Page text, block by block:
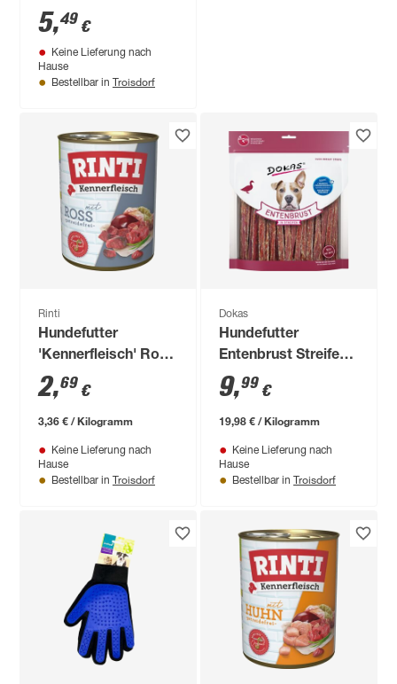
Squeaker sortiert
5,49 €
Keine Lieferung nach
Hause
Bestellbar in Troisdorf
Rinti
Hundefutter
'Kennerfleisch' Ross
Dose 800 g
2,69 €
3,36 € / Kilogramm
Keine Lieferung nach
Hause
Bestellbar in Troisdorf
Dokas
Hundefutter
Entenbrust Streifen
500 g
9,99 €
19,98 € / Kilogramm
Keine Lieferung nach
Hause
Bestellbar in Troisdorf